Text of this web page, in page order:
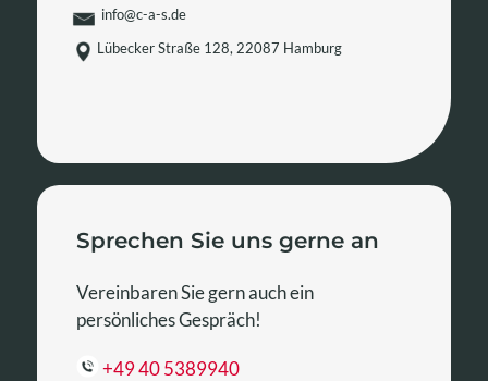
bestätigen,
dass
du
info@c-a-s.de
Lübecker Straße 128, 22087 Hamburg
Sprechen Sie uns gerne an
Vereinbaren Sie gern auch ein
persönliches Gespräch!
+49 40 5389940